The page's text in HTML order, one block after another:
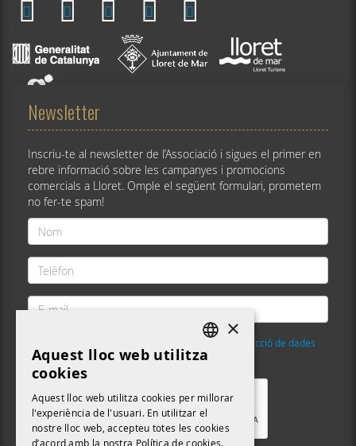
Newsletter
Inscriu-te al newsletter de l’Associació i sigues el primer en
rebre informació sobre les campanyes i promocions
comercials a Lloret. Omple el següent formulari, prometem
no fer-te spam!
Nom
*
Telèfon
*
E-
Política de privacitat i protecció de dades
Validació DEFAULT LANGUAGE
×
Aquest lloc web utilitza
cookies
Aquest lloc web utilitza cookies per millorar
l'experiència de l'usuari. En utilitzar el
nostre lloc web, accepteu totes les cookies
d’acord amb la nostra Política de cookies.